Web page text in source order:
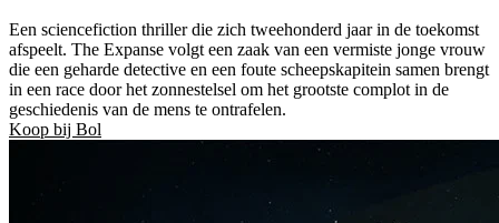
Een sciencefiction thriller die zich tweehonderd jaar in de toekomst
afspeelt. The Expanse volgt een zaak van een vermiste jonge vrouw
die een geharde detective en een foute scheepskapitein samen brengt
in een race door het zonnestelsel om het grootste complot in de
geschiedenis van de mens te ontrafelen.
Koop bij Bol